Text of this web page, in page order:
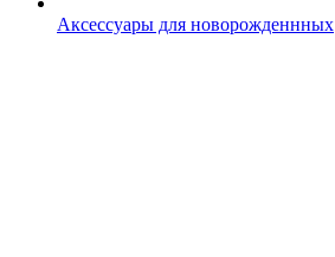
Аксессуары для новорожденнных